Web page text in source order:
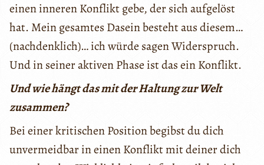
einen inneren Konflikt gebe, der sich aufgelöst
hat. Mein gesamtes Dasein besteht aus diesem…
(nachdenklich)… ich würde sagen Widerspruch.
Und in seiner aktiven Phase ist das ein Konflikt.
Und wie hängt das mit der Haltung zur Welt
zusammen?
Bei einer kritischen Position begibst du dich
unvermeidbar in einen Konflikt mit deiner dich